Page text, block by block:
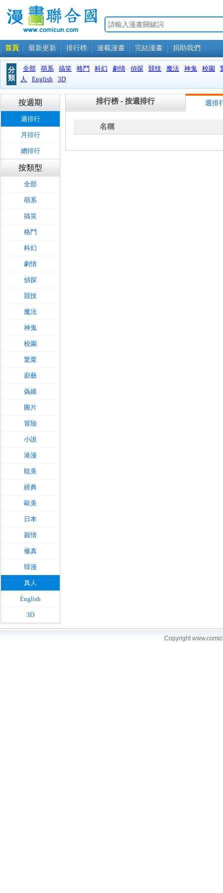
首頁 最新更新 排行榜 連載漫畫 完結漫畫 捐助我們
分
類
全部 萌系 搞笑 格鬥 科幻 劇情 偵探 競技 魔法 神鬼 校園
人
English 3D
按週期
週排行
月排行
總排行
按類型
全部
萌系
搞笑
格鬥
科幻
劇情
偵探
競技
魔法
神鬼
校園
驚栗
廚藝
偽娘
圖片
冒險
小說
港漫
耽美
經典
歐美
日本
親情
修真
韓漫
真人
English
3D
排行榜 - 按週排行 週排
名稱
Copyright